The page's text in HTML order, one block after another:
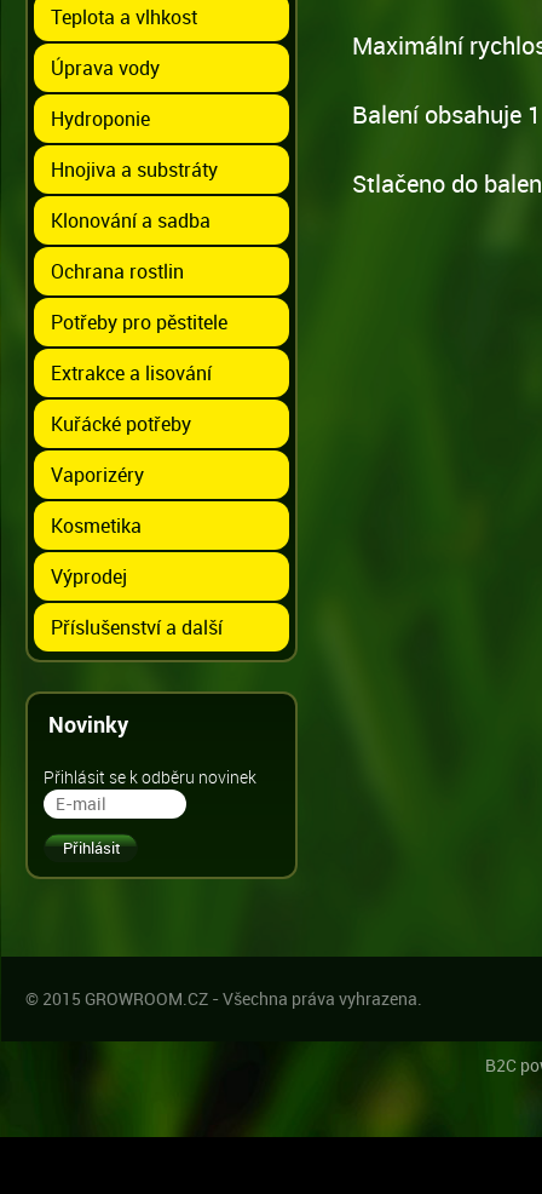
Teplota a vlhkost
Úprava vody
Hydroponie
Hnojiva a substráty
Klonování a sadba
Ochrana rostlin
Potřeby pro pěstitele
Extrakce a lisování
Kuřácké potřeby
Vaporizéry
Kosmetika
Výprodej
Příslušenství a další
Novinky
Přihlásit se k odběru novinek
Maximální
Balení obsahuje
Stlačeno do
© 2015 GROWROOM.CZ - Všechna práva vyhrazena.
B2C